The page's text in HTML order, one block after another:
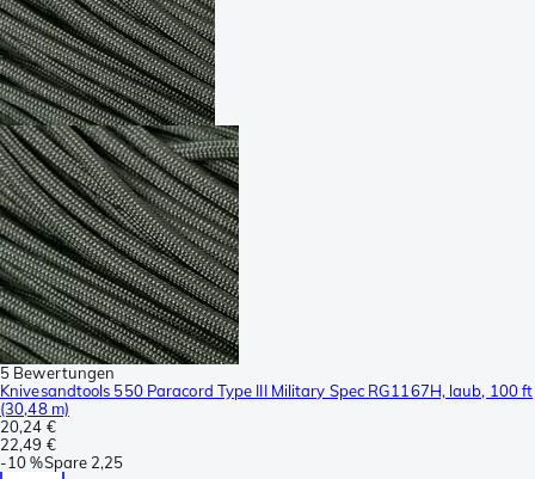
5 Bewertungen
Knivesandtools 550 Paracord Type III Military Spec RG1167H, laub, 100 ft
(30,48 m)
20,24 €
22,49 €
-10 %Spare 2,25